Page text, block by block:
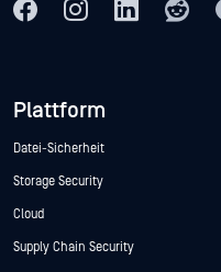
Plattform
Datei-Sicherheit
Storage Security
Cloud
Supply Chain Security